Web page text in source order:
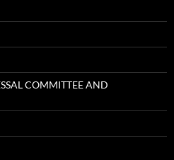
COMMITTEE AND